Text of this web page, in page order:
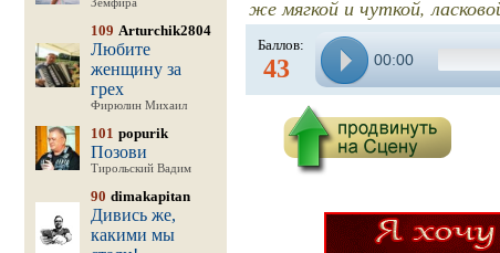
Земфира
109 Arturchik2804
Любите
женщину за
грех
Фирюлин Михаил
101 popurik
Позови
Тирольский Вадим
90 dimakapitan
Дивись же,
какими мы
же мягкой и чуткой,
Баллов:
43 00:00